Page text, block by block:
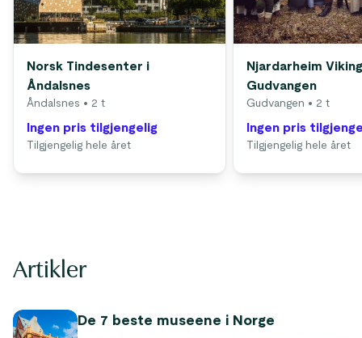
Norsk Tindesenter i
Åndalsnes
Åndalsnes • 2 t
Ingen pris tilgjengelig
Tilgjengelig hele året
Njardarheim
Gudvangen
Gudvangen • 2 t
Ingen pris
Tilgjengelig hele året
Artikler
De 7 beste museene i Norge